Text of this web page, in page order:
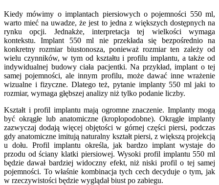
Kiedy mówimy o implantach piersiowych o pojemności 550 ml,
warto mieć na uwadze, że jest to jedna z większych dostępnych na
rynku opcji. Jednakże, interpretacja tej wielkości wymaga
kontekstu. Implant 550 ml nie przekłada się bezpośrednio na
konkretny rozmiar biustonosza, ponieważ rozmiar ten zależy od
wielu czynników, w tym od kształtu i profilu implantu, a także od
indywidualnej budowy ciała pacjentki. Na przykład, implant o tej
samej pojemności, ale innym profilu, może dawać inne wrażenie
wizualne i fizyczne. Dlatego też, pytanie implanty 550 ml jaki to
rozmiar, wymaga głębszej analizy niż tylko podanie liczby.
Kształt i profil implantu mają ogromne znaczenie. Implanty mogą
być okrągłe lub anatomiczne (kroplopodobne). Okrągłe implanty
zazwyczaj dodają więcej objętości w górnej części piersi, podczas
gdy anatomiczne imitują naturalny kształt piersi, z większą projekcją
u dołu. Profil implantu określa, jak bardzo implant wystaje do
przodu od ściany klatki piersiowej. Wysoki profil implantu 550 ml
będzie dawał bardziej widoczny efekt, niż niski profil o tej samej
pojemności. To właśnie kombinacja tych cech decyduje o tym, jak
w rzeczywistości będzie wyglądał biust po zabiegu.